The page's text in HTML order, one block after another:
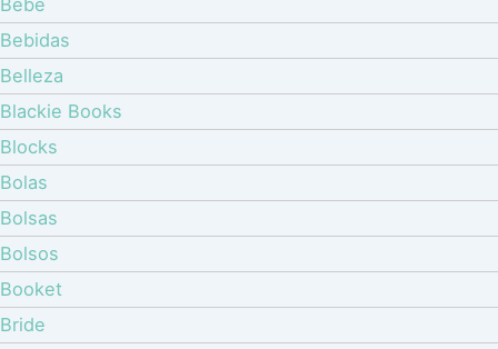
Bebidas
Belleza
Blackie Books
Blocks
Bolas
Bolsas
Bolsos
Booket
Bride